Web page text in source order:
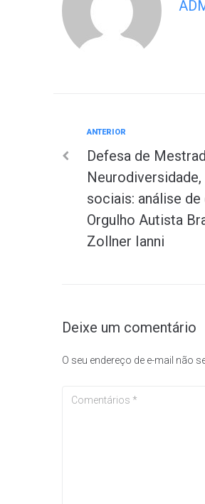
Navegação
de
Post
Anterior
ANTERIOR
Defesa de
sociais: análise
Orgulho Autista
Zollner Ianni
Deixe um comentário
O seu endereço de e-mail não